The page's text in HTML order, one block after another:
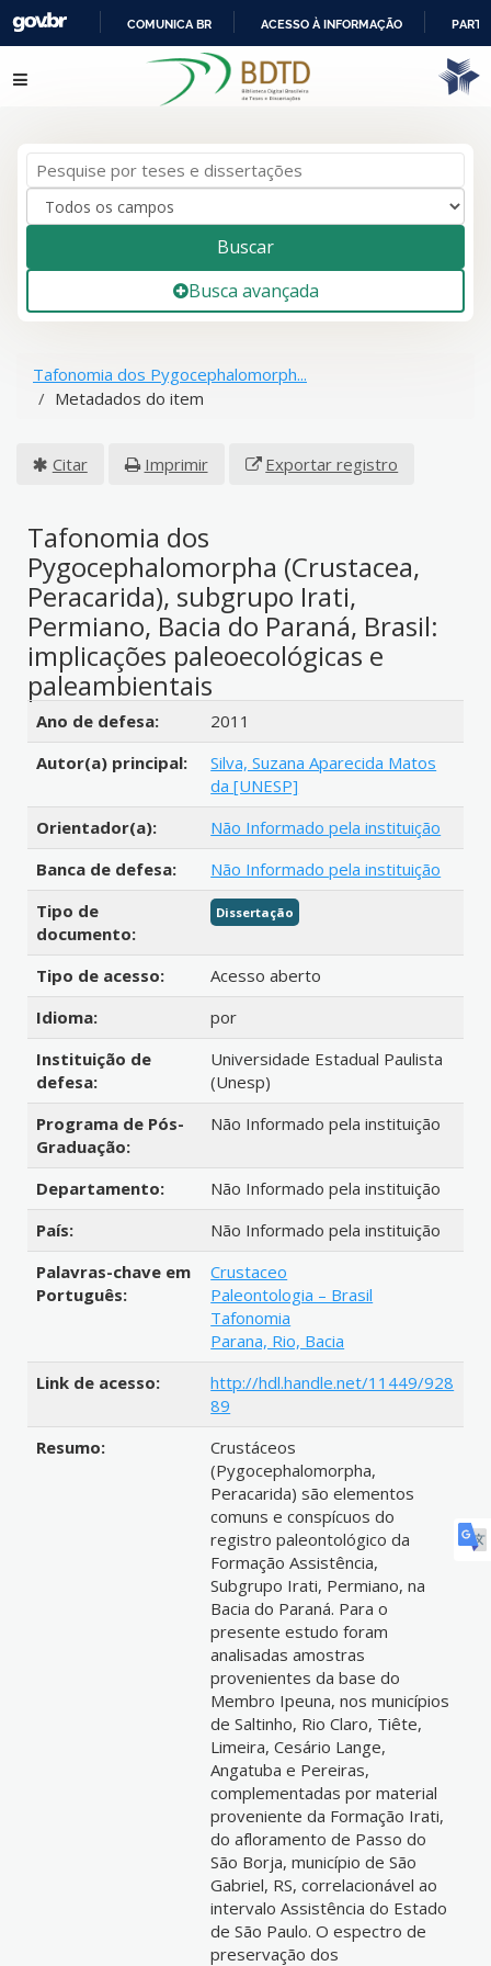
IR
PARA
COMUNICA BR ACESSO À INFORMAÇÃO
Pular para o conteúdo
Buscar
Busca avançada
Tafonomia dos Pygocephalomorph...
Metadados do item
Citar Imprimir Exportar registro
Tafonomia dos
Pygocephalomorpha (Crustacea,
Peracarida), subgrupo Irati,
Permiano, Bacia do Paraná, Brasil:
implicações paleoecológicas e
paleambientais
Detalhes bibliográficos
Ano de defesa:
2011
Autor(a) principal:
Silva, Suzana Aparecida Matos
da [UNESP]
Orientador(a):
Não Informado pela instituição
Banca de defesa:
Não Informado pela instituição
Tipo de
documento:
Dissertação
Tipo de acesso:
Acesso aberto
Idioma:
por
Instituição de
defesa:
Universidade Estadual Paulista
(Unesp)
Programa de Pós-
Graduação:
Não Informado pela instituição
Departamento:
Não Informado pela instituição
País:
Não Informado pela instituição
Palavras-chave em
Português:
Crustaceo
Paleontologia – Brasil
Tafonomia
Parana, Rio, Bacia
Link de acesso:
http://hdl.handle.net/11449/928
89
Resumo:
Crustáceos
(Pygocephalomorpha,
Peracarida) são elementos
comuns e conspícuos do
registro paleontológico da
Formação Assistência,
Subgrupo Irati, Permiano, na
Bacia do Paraná. Para o
presente estudo foram
analisadas amostras
provenientes da base do
Membro Ipeuna, nos municípios
de Saltinho, Rio Claro, Tiête,
Limeira, Cesário Lange,
Angatuba e Pereiras,
complementadas por material
proveniente da Formação Irati,
do afloramento de Passo do
São Borja, município de São
Gabriel, RS, correlacionável ao
intervalo Assistência do Estado
de São Paulo. O espectro de
preservação dos